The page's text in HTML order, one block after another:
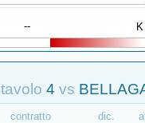
-- K
tavolo 4 vs
contratto dic.